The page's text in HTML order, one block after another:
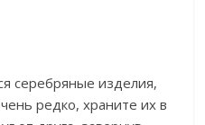
серебряные изделия,
редко, храните их в